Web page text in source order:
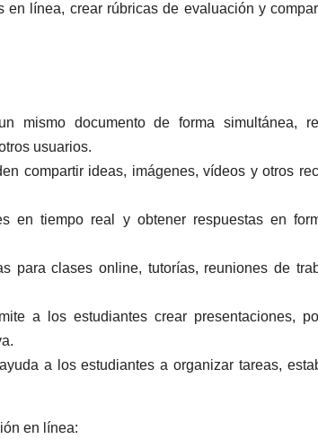
línea, crear rúbricas de evaluación y
mismo documento de forma simultánea,
usuarios.
compartir ideas, imágenes, vídeos y otros
en tiempo real y obtener respuestas en
para clases online, tutorías, reuniones de
a los estudiantes crear presentaciones,
a los estudiantes a organizar tareas,
en línea: